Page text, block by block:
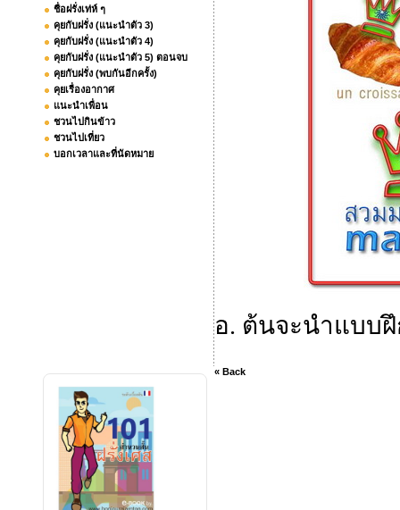
ชื่อฝรั่งเท่ห์ ๆ
คุยกับฝรั่ง (แนะนำตัว 3)
คุยกับฝรั่ง (แนะนำตัว 4)
คุยกับฝรั่ง (แนะนำตัว 5) ตอนจบ
คุยกับฝรั่ง (พบกันอีกครั้ง)
คุยเรื่องอากาศ
แนะนำเพื่อน
ชวนไปกินข้าว
ชวนไปเที่ยว
บอกเวลาและที่นัดหมาย
อ. ต้นจะนำแบบ
« Back